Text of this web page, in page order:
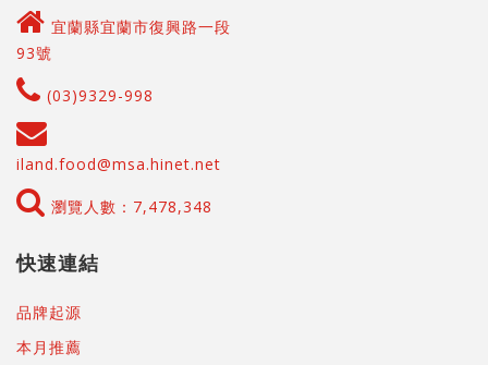
宜蘭縣宜蘭市復興路一段
93號
(03)9329-998
iland.food@msa.hinet.net
瀏覽人數：7,478,348
快速連結
品牌起源
本月推薦